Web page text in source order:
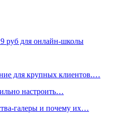
руб для онлайн-школы
для крупных клиентов.…
настроить…
галеры и почему их…